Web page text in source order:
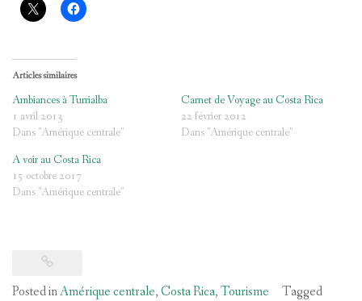
Articles similaires
Ambiances à Turrialba
1 avril 2013
Dans "Amérique centrale"
Carnet de Voyage au Costa Rica
22 février 2012
Dans "Amérique centrale"
A voir au Costa Rica
15 octobre 2017
Dans "Amérique centrale"
Posted inAmérique centrale,Costa Rica,Tourisme
Tagged